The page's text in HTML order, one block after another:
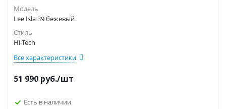
Модель
Lee Isla 39 бежевый
Стиль
Hi-Tech
Все характеристики
51 990 руб./шт
Есть в наличии